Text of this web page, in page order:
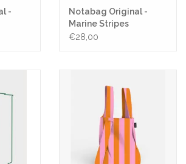
-
Notabag Original -
Marine Stripes
€28,00